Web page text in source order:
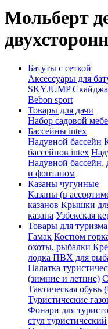
Мольберт
Батуты с сеткой
Аксессуары для
SKYJUMP
Вebon sport
Товары для дачи
Набор садовой
Бассейны intex
Надувной бассейн
бассейнов intex
Надувной бассейн,
и фонтаном
Казаны чугунные
Казаны (в
казанов Крышки
казана Узбекская
Товары для туризма
Гамак Костюм
охоты, рыбалки
лодка ПВХ для
Палатка
(зимние и летние)
Тактическая обувь
Туристические
Фонари для
стул туристический